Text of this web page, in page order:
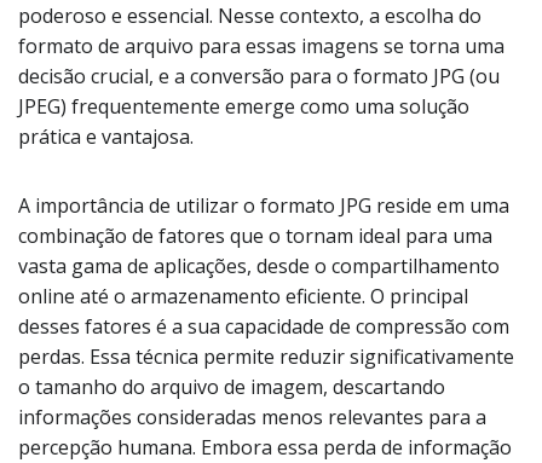
poderoso e essencial. Nesse contexto, a escolha do
formato de arquivo para essas imagens se torna uma
decisão crucial, e a conversão para o formato JPG (ou
JPEG) frequentemente emerge como uma solução
prática e vantajosa.
A importância de utilizar o formato JPG reside em uma
combinação de fatores que o tornam ideal para uma
vasta gama de aplicações, desde o compartilhamento
online até o armazenamento eficiente. O principal
desses fatores é a sua capacidade de compressão com
perdas. Essa técnica permite reduzir significativamente
o tamanho do arquivo de imagem, descartando
informações consideradas menos relevantes para a
percepção humana. Embora essa perda de informação